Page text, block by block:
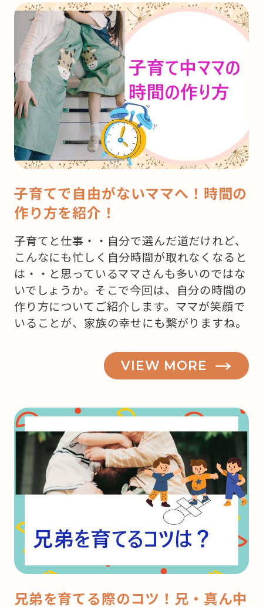
子育てで自由がないママへ！時間の
作り方を紹介！
子育てと仕事・・自分で選んだ道だけれど、
こんなにも忙しく自分時間が取れなくなると
は・・と思っているママさんも多いのではな
いでしょうか。そこで今回は、自分の時間の
作り方についてご紹介します。ママが笑顔で
いることが、家族の幸せにも繋がりますね。
VIEW MORE
兄弟を育てる際のコツ！兄・真ん中